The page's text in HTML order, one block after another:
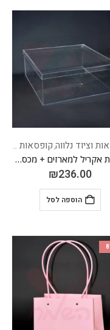
וציוד נלווה, קופסאות מאקריל
קופסת אקריל למארזים + מכסה 50*50 גובה 20 ס"מ
₪236.00
הוספה לסל